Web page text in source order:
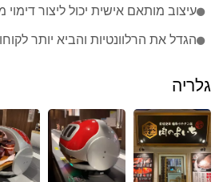
עיצוב מותאם אישית יכול ליצור דימוי
הגדל את הרלוונטיות והביא יותר
גלריה